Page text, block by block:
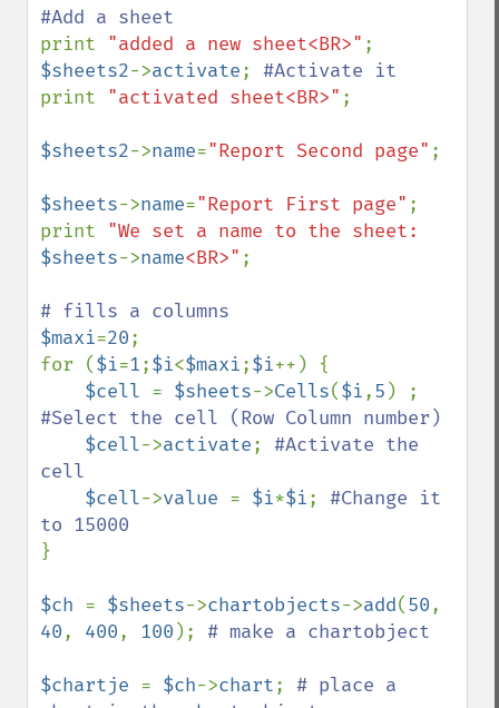
print "added a new sheet<BR>"
$sheets2->activate;
print "activated sheet<BR>" ;
$sheets2->name="Report Second page" ;
$sheets->name="Report First page" ;
print
$sheets->name<BR>" ;
$maxi=20;
for ($i=1;$i<$maxi;$i++) {
$cell = $sheets->Cells($i,5
#Select the cell (Row Column number)
$cell->activate; #Activate the
cell
$cell->value = $i*$i; #Change it
}
$ch = $sheets->chartobjects->add(50
40, 400, 100 ); # make a chartobject
$chartje = $ch->chart; # place a